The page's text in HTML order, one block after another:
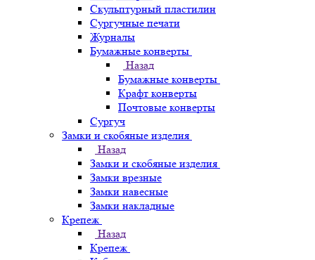
Скульптурный пластилин
Сургучные печати
Журналы
Бумажные конверты
Назад
Бумажные конверты
Крафт конверты
Почтовые конверты
Сургуч
Замки и скобяные изделия
Назад
Замки и скобяные изделия
Замки врезные
Замки навесные
Замки накладные
Крепеж
Назад
Крепеж